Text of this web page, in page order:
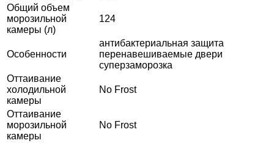
Общий объем
морозильной
камеры (л)
124
Особенности
антибактериальная защита
перенавешиваемые двери
суперзаморозка
Оттаивание
холодильной
камеры
No Frost
Оттаивание
морозильной
камеры
No Frost